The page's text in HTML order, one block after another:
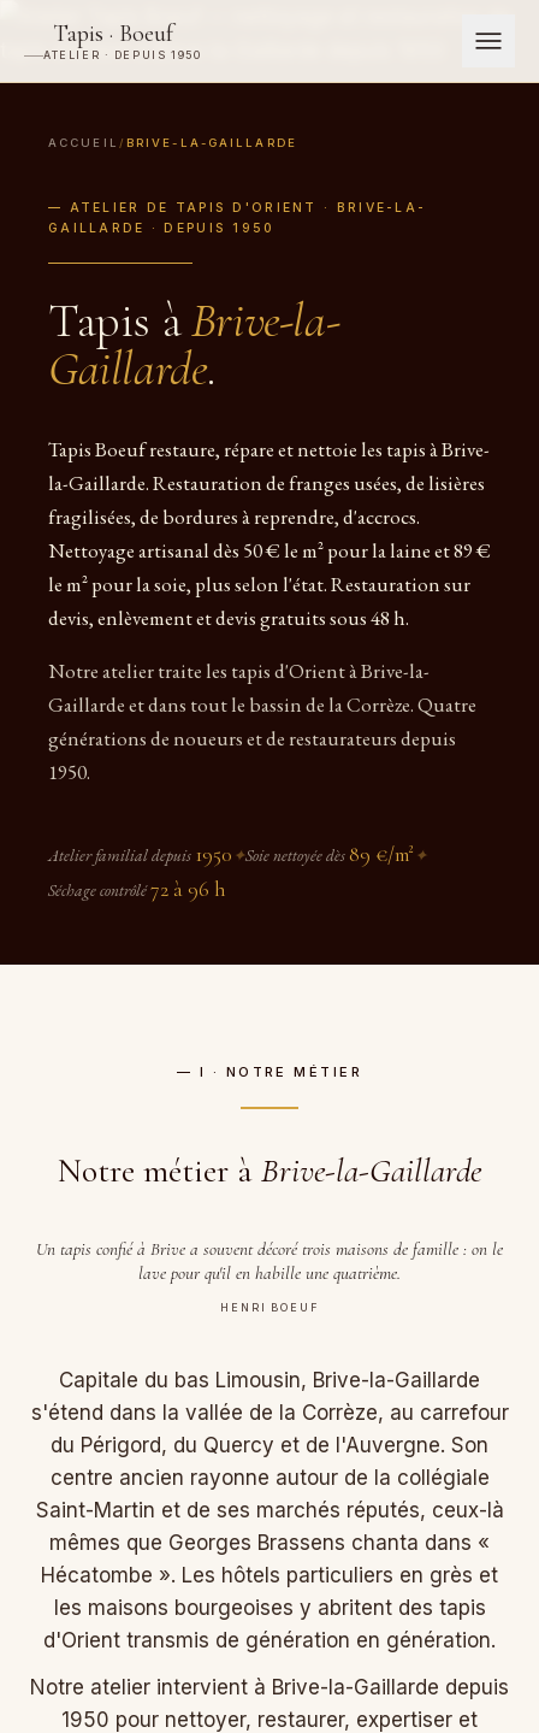
Tapis · Boeuf
ATELIER · DEPUIS 1950
ACCUEIL / BRIVE-LA-GAILLARDE
— ATELIER DE TAPIS D'ORIENT · BRIVE-LA-
GAILLARDE · DEPUIS 1950
Tapis àBrive-la-
Gaillarde.
Tapis Boeuf restaure, répare et nettoie les tapis à Brive-
la-Gaillarde. Restauration de franges usées, de lisières
fragilisées, de bordures à reprendre, d'accrocs.
Nettoyage artisanal dès 50 € le m² pour la laine et 89 €
le m² pour la soie, plus selon l'état. Restauration sur
devis, enlèvement et devis gratuits sous 48 h.
Notre atelier traite les tapis d'Orient à Brive-la-
Gaillarde et dans tout le bassin de la Corrèze. Quatre
générations de noueurs et de restaurateurs depuis
1950.
Atelier familial depuis 1950 ✦Soie nettoyée dès 89 €/m² ✦
Séchage contrôlé72 à 96 h
— I · NOTRE MÉTIER
Notre métier à Brive-la-Gaillarde
Un tapis confié à Brive a souvent décoré trois maisons de famille : on le
lave pour qu'il en habille une quatrième.
HENRI BOEUF
Capitale du bas Limousin, Brive-la-Gaillarde
s'étend dans la vallée de la Corrèze, au carrefour
du Périgord, du Quercy et de l'Auvergne. Son
centre ancien rayonne autour de la collégiale
Saint-Martin et de ses marchés réputés, ceux-là
mêmes que Georges Brassens chanta dans «
Hécatombe ». Les hôtels particuliers en grès et
les maisons bourgeoises y abritent des tapis
d'Orient transmis de génération en génération.
Notre atelier intervient à Brive-la-Gaillarde depuis
1950 pour nettoyer, restaurer, expertiser et